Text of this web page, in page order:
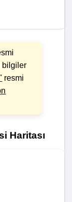
bilgiler
resmi
Haritası